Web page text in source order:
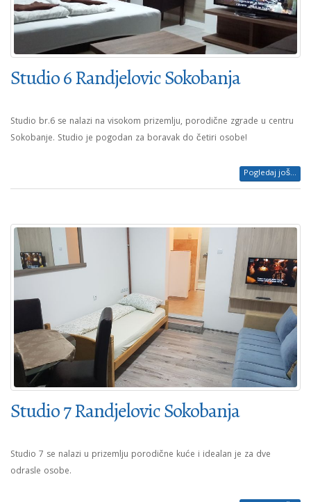
Studio 6 Randjelovic Sokobanja
Studio br.6 se nalazi na visokom prizemlju, porodične zgrade u centru
Sokobanje. Studio je pogodan za boravak do četiri osobe!
Pogledaj još...
Studio 7 Randjelovic Sokobanja
Studio 7 se nalazi u prizemlju porodične kuće i idealan je za dve
odrasle osobe.